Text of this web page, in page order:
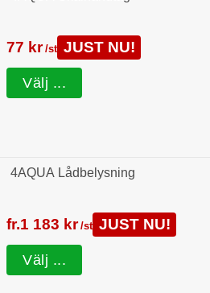
77 kr /st JUST NU!
Välj ...
4AQUA Lådbelysning
fr.1 183 kr /st JUST NU!
Välj ...